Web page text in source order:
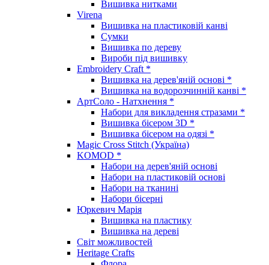
Вишивка нитками
Virena
Вишивка на пластиковій канві
Сумки
Вишивка по дереву
Вироби під вишивку
Embroidery Craft *
Вишивка на дерев'яній основі *
Вишивка на водорозчинній канві *
АртСоло - Натхнення *
Набори для викладення стразами *
Вишивка бісером 3D *
Вишивка бісером на одязі *
Magic Cross Stitch (Україна)
KOMOD *
Набори на дерев'яній основі
Набори на пластиковій основі
Набори на тканині
Набори бісерні
Юркевич Марія
Вишивка на пластику
Вишивка на дереві
Світ можливостей
Heritage Crafts